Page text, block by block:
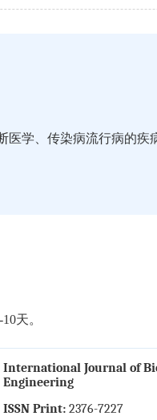
学、传染病流行病的疾
天。
International Journal of
Engineering
ISSN Print: 2376-7227